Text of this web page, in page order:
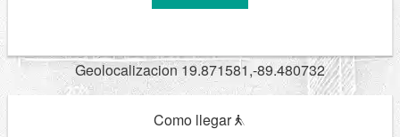
Geolocalizacion 19.871581,-89.480732
Como llegar